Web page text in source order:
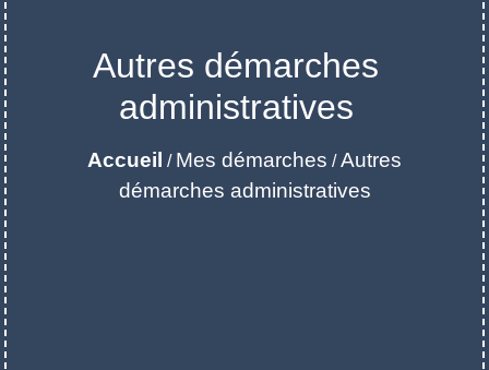
Autres démarches
administratives
Accueil / Mes démarches /Autres
démarches administratives